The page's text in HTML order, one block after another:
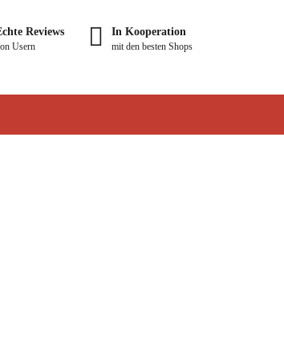
Reviews
Usern
In Kooperation
mit den besten Shops